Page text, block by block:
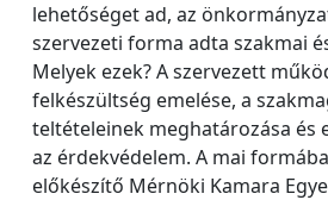
lehetőséget ad, az
szervezeti forma adta szakmai
Melyek ezek? A szervezett
felkészültség emelése, a
teltételeinek meghatározása és
az érdekvédelem. A mai
előkészítő Mérnöki Kamara